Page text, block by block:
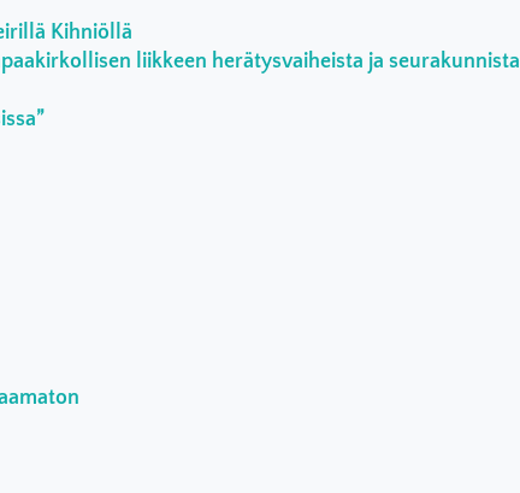
Kihniöllä
liikkeen herätysvaiheista ja seurakunnista